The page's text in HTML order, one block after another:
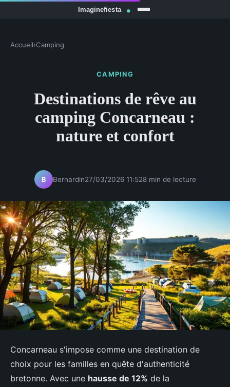
Accueil›Camping
CAMPING
Destinations de rêve au
camping Concarneau :
nature et confort
B Bernardin27/03/2026 11:528 min de lecture
Concarneau s'impose comme une destination de
choix pour les familles en quête d'authenticité
bretonne. Avec une hausse de 12% de la